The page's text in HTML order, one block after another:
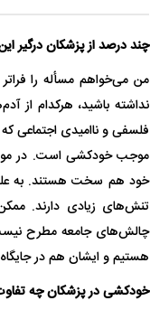
چند درصد از پزشکان درگیر
من می‌خواهم مسأله را
نداشته باشید، هرکدام از
فلسفی و ناامیدی اجتماعی
موجب خودکشی است. در
خود هم سخت هستند. به علت
تنش‌های زیادی دارند.
چالش‌های جامعه مطرح
هستیم و ایشان هم در
خودکشی در پزشکان چه تفاوت